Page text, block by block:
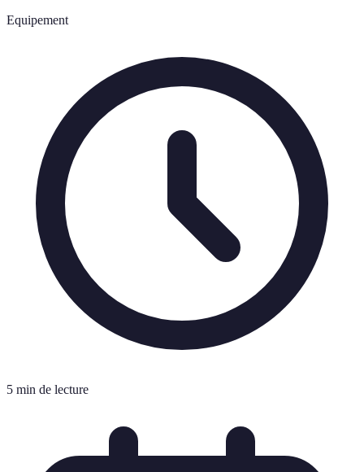
Equipement
5 min de lecture